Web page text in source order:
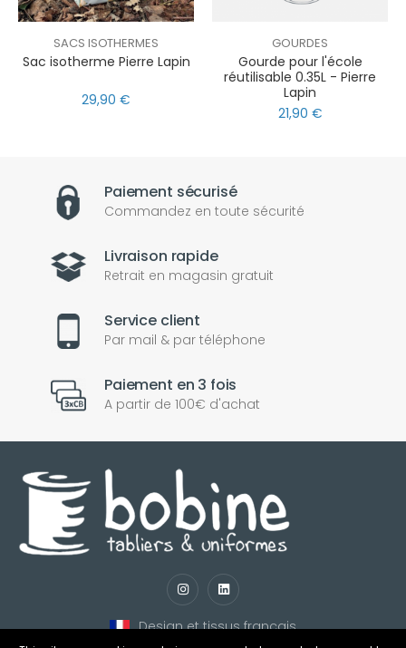
SACS ISOTHERMES
Sac isotherme Pierre Lapin
29,90 €
GOURDES
Gourde pour l'école
réutilisable 0.35L - Pierre
Lapin
21,90 €
Paiement sécurisé
Commandez en toute sécurité
Livraison rapide
Retrait en magasin gratuit
Service client
Par mail & par téléphone
Paiement en 3 fois
A partir de 100€ d'achat
Design et tissus français
notify_engine